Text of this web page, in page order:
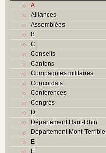
A
Alliances
Assemblées
B
C
Conseils
Cantons
Compagnies militaires
Concordats
Conférences
Congrès
D
Département Haut-Rhin
Département Mont-Terrible
E
F